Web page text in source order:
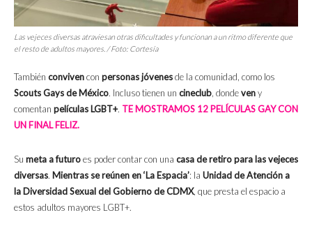
Las vejeces diversas atraviesan otras dificultades y funcionan a un ritmo diferente que
el resto de adultos mayores. / Foto: Cortesía
También convivencon personas jóvenesde la comunidad, como los
Scouts Gays de México. Incluso tienen un cineclub, dondeveny
comentan películas LGBT+. TE MOSTRAMOS 12 PELÍCULAS GAY CON
UN FINAL FELIZ.
Su meta a futuroes poder contar con una casa de retiro para las vejeces
diversas. Mientras se reúnen en ‘La Espacia’: la Unidad de Atención a
la Diversidad Sexual del Gobierno de CDMX, que presta el espacio a
estos adultos mayores LGBT+.